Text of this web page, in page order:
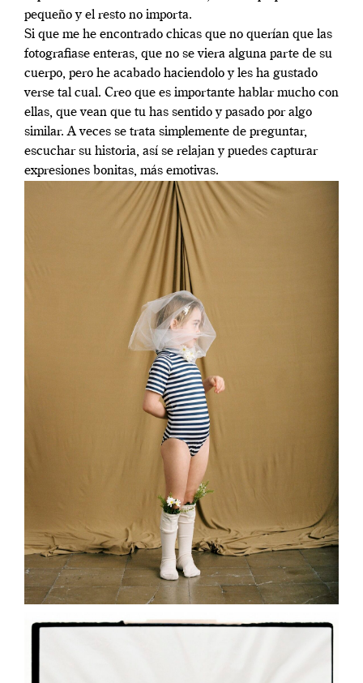
pequeño y el resto no importa.
Si que me he encontrado chicas que no querían que las
fotografiase enteras, que no se viera alguna parte de su
cuerpo, pero he acabado haciendolo y les ha gustado
verse tal cual. Creo que es importante hablar mucho con
ellas, que vean que tu has sentido y pasado por algo
similar. A veces se trata simplemente de preguntar,
escuchar su historia, así se relajan y puedes capturar
expresiones bonitas, más emotivas.